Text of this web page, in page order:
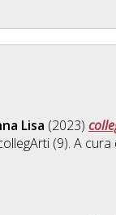
Lisa (2023)
(9). A cura